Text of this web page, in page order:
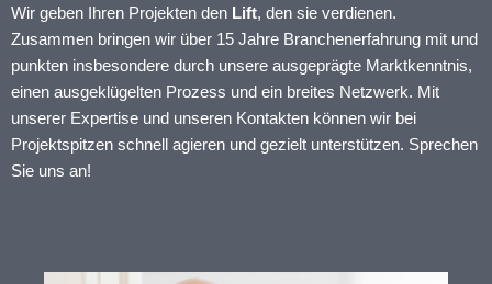
Wir geben Ihren Projekten den Lift, den sie verdienen.
Zusammen bringen wir über 15 Jahre Branchenerfahrung mit und
punkten insbesondere durch unsere ausgeprägte Marktkenntnis,
einen ausgeklügelten Prozess und ein breites Netzwerk. Mit
unserer Expertise und unseren Kontakten können wir bei
Projektspitzen schnell agieren und gezielt unterstützen. Sprechen
Sie uns an!